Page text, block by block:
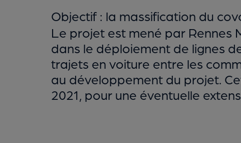
Objectif : la massification du
Le projet est mené par Rennes
dans le déploiement de lignes
trajets en voiture entre les
au développement du projet.
2021, pour une éventuelle